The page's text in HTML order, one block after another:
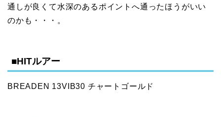
通しが良くて水深のあるポイントへ通ったほうがいい
のかも・・・。
■HITルアー
BREADEN 13VIB30 チャートゴールド